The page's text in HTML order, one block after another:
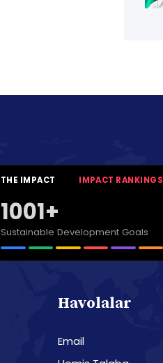
THE IMPACT IMPACT RANKINGS
1001+
Sustainable Development Goals
Havolalar
Email